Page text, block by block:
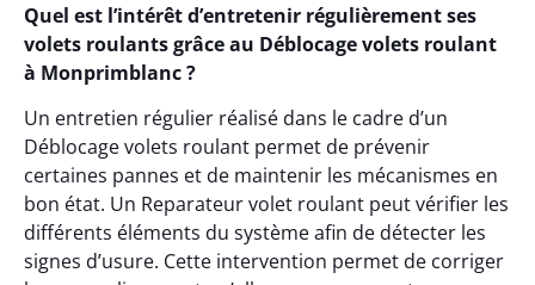
Quel est l’intérêt d’entretenir régulièrement ses
volets roulants grâce au Déblocage volets roulant
à Monprimblanc ?
Un entretien régulier réalisé dans le cadre d’un
Déblocage volets roulant permet de prévenir
certaines pannes et de maintenir les mécanismes en
bon état. Un Reparateur volet roulant peut vérifier les
différents éléments du système afin de détecter les
signes d’usure. Cette intervention permet de corriger